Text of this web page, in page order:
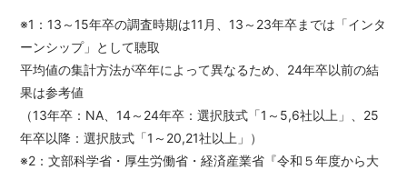
※1：13～15年卒の調査時期は11月、13～23年卒までは「インタ
ーンシップ」として聴取
平均値の集計方法が卒年によって異なるため、24年卒以前の結
果は参考値
（13年卒：NA、14～24年卒：選択肢式「1～5,6社以上」、25
年卒以降：選択肢式「1～20,21社以上」）
※2：文部科学省・厚生労働省・経済産業省『令和５年度から大